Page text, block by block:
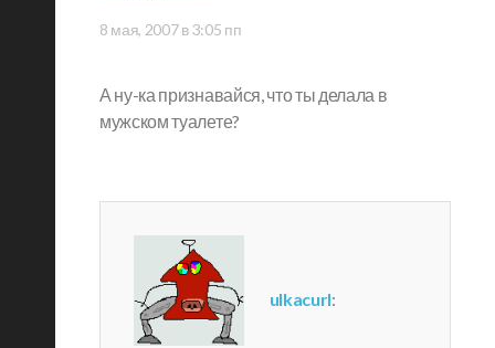
8 мая, 2007 в 3:05 пп
А ну-ка признавайся, что ты делала в
мужском туалете?
ulkacurl: